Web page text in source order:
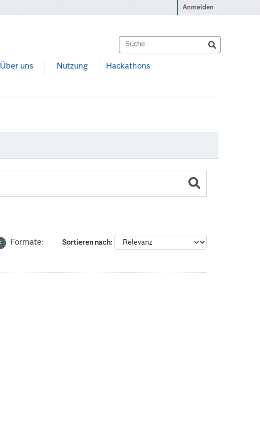
Anmelden
Über uns Nutzung Hackathons
Sortieren nach
Formate: